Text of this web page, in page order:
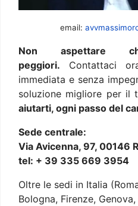
email:
Non aspettare
peggiori. Contattaci
immediata e senza
soluzione migliore per il
aiutarti, ogni passo del
Sede centrale:
Via Avicenna, 97, 00146
tel: + 39 335 669 3954
Oltre le sedi in Italia
Bologna, Firenze,